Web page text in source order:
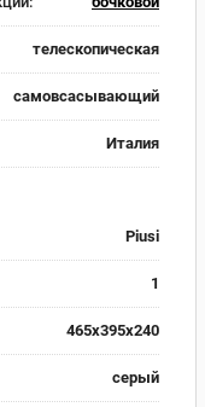
телескопическая
самовсасывающий
Италия
Piusi
1
465x395x240
серый